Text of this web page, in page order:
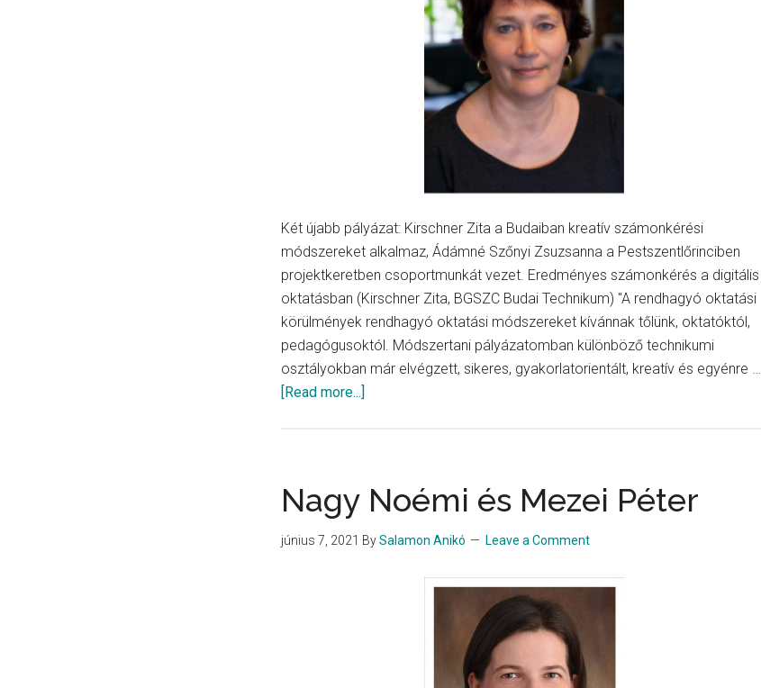
Két újabb pályázat: Kirschner Zita a Budaiban kreatív számonkérési
módszereket alkalmaz, Ádámné Szőnyi Zsuzsanna a Pestszentlőrinciben
projektkeretben csoportmunkát vezet. Eredményes számonkérés a digitális
oktatásban (Kirschner Zita, BGSZC Budai Technikum) "A rendhagyó oktatási
körülmények rendhagyó oktatási módszereket kívánnak tőlünk, oktatóktól,
pedagógusoktól. Módszertani pályázatomban különböző technikumi
osztályokban már elvégzett, sikeres, gyakorlatorientált, kreatív és egyénre …
[Read more...]
Ádámné
Szőnyi
Zsuzsanna
Nagy Noémi és Mezei Péter
június 7, 2021 BySalamon Anikó Leave a Comment